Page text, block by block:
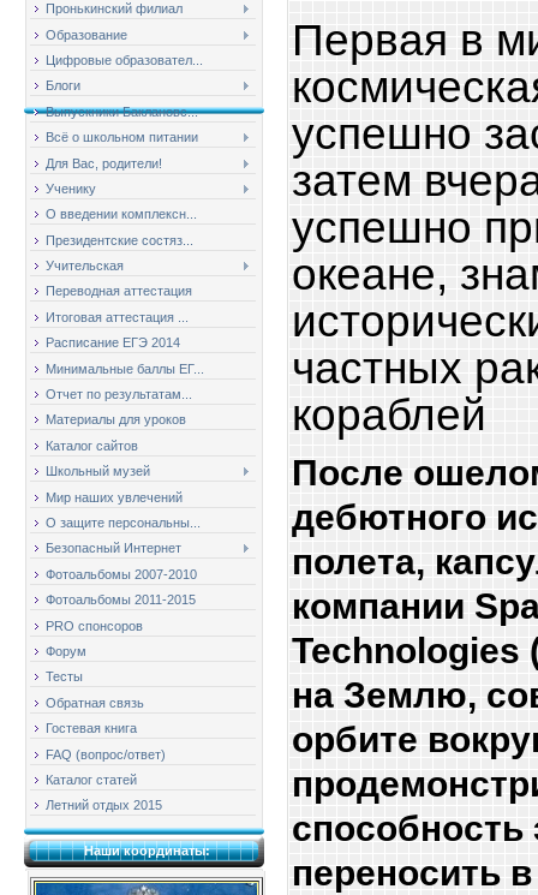
Пронькинский филиал
Образование
Цифровые образовател...
Блоги
Выпускники Баклановс...
Всё о школьном питании
Для Вас, родители!
Ученику
О введении комплексн...
Президентские состяз...
Учительская
Переводная аттестация
Итоговая аттестация ...
Расписание ЕГЭ 2014
Минимальные баллы ЕГ...
Отчет по результатам...
Материалы для уроков
Каталог сайтов
Школьный музей
Мир наших увлечений
О защите персональны...
Безопасный Интернет
Фотоальбомы 2007-2010
Фотоальбомы 2011-2015
PRO спонсоров
Форум
Тесты
Обратная связь
Гостевая книга
FAQ (вопрос/ответ)
Каталог статей
Летний отдых 2015
Наши координаты:
Первая в
успешно
затем
успешно
океане,
частных
кораблей
После
дебютного
полета,
компании
Technologies
на Землю,
орбите
способность
переносить